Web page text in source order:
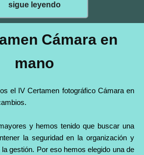
sigue leyendo
Cámara en
mano
el IV Certamen fotográfico Cámara en
y hemos tenido que buscar una
la seguridad en la organización y
gestión. Por eso hemos elegido una de